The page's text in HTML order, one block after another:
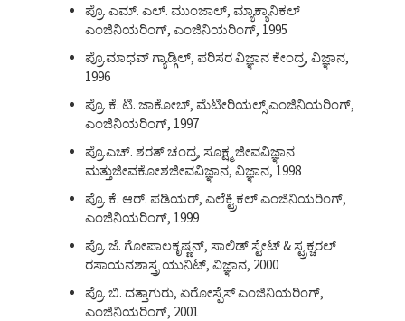
ಪ್ರೊ. ಎಮ್. ಎಲ್. ಮುಂಜಾಲ್, ಮ್ಯಾಕ್ಯಾನಿಕಲ್
ಎಂಜಿನಿಯರಿಂಗ್, ಎಂಜಿನಿಯರಿಂಗ್, 1995
ಪ್ರೊ.ಮಾಧವ್ ಗ್ಯಾಡ್ಗಿಲ್, ಪರಿಸರ ವಿಜ್ಞಾನ ಕೇಂದ್ರ, ವಿಜ್ಞಾನ,
1996
ಪ್ರೊ. ಕೆ. ಟಿ. ಜಾಕೋಬ್, ಮೆಟೀರಿಯಲ್ಸ್ ಎಂಜಿನಿಯರಿಂಗ್,
ಎಂಜಿನಿಯರಿಂಗ್, 1997
ಪ್ರೊ.ಎಚ್. ಶರತ್ ಚಂದ್ರ, ಸೂಕ್ಷ್ಮ ಜೀವವಿಜ್ಞಾನ
ಮತ್ತುಜೀವಕೋಶಜೀವವಿಜ್ಞಾನ, ವಿಜ್ಞಾನ, 1998
ಪ್ರೊ. ಕೆ. ಆರ್. ಪಡಿಯರ್, ಎಲೆಕ್ಟ್ರಿಕಲ್ ಎಂಜಿನಿಯರಿಂಗ್,
ಎಂಜಿನಿಯರಿಂಗ್, 1999
ಪ್ರೊ. ಜೆ. ಗೋಪಾಲಕೃಷ್ಣನ್, ಸಾಲಿಡ್ ಸ್ಟೇಟ್ & ಸ್ಟ್ರಕ್ಚರಲ್
ರಸಾಯನಶಾಸ್ತ್ರ ಯುನಿಟ್, ವಿಜ್ಞಾನ, 2000
ಪ್ರೊ. ಬಿ. ದತ್ತಾಗುರು, ಏರೋಸ್ಪೆಸ್ ಎಂಜಿನಿಯರಿಂಗ್,
ಎಂಜಿನಿಯರಿಂಗ್, 2001